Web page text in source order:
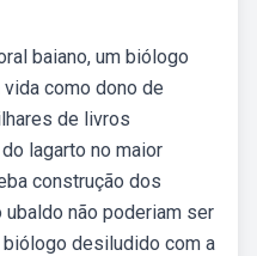
baiano, um biólogo
como dono de
de livros
lagarto no maior
construção dos
não poderiam ser
desiludido com a